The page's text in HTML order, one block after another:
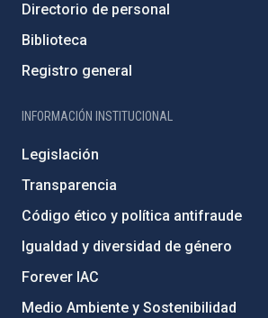
Directorio de personal
Biblioteca
Registro general
INFORMACIÓN INSTITUCIONAL
Legislación
Transparencia
Código ético y política antifraude
Igualdad y diversidad de género
Forever IAC
Medio Ambiente y Sostenibilidad